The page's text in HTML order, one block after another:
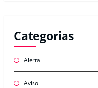
Categorias
Alerta
Aviso